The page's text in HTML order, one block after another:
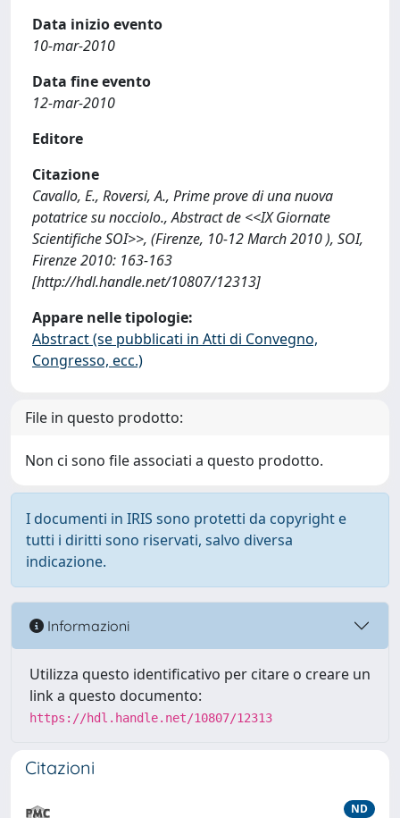
Data inizio evento
10-mar-2010
Data fine evento
12-mar-2010
Editore
Citazione
Cavallo, E., Roversi, A., Prime prove di una nuova
potatrice su nocciolo., Abstract de <<IX Giornate
Scientifiche SOI>>, (Firenze, 10-12 March 2010 ), SOI,
Firenze 2010: 163-163
[http://hdl.handle.net/10807/12313]
Appare nelle tipologie:
Abstract (se pubblicati in Atti di Convegno,
Congresso, ecc.)
File in questo prodotto:
Non ci sono file associati a questo prodotto.
I documenti in IRIS sono protetti da copyright e
tutti i diritti sono riservati, salvo diversa
indicazione.
Informazioni
Utilizza questo identificativo per citare o creare un
link a questo documento:
https://hdl.handle.net/10807/12313
Citazioni
ND